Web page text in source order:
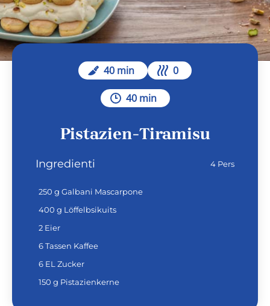
40 min 0
40 min
Pistazien-Tiramisu
Ingredienti 4 Pers
250 g Galbani Mascarpone
400 g Löffelbsikuits
2 Eier
6 Tassen Kaffee
6 EL Zucker
150 g Pistazienkerne